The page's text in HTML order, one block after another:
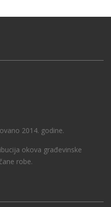
2014. godine.
okova građevinske
robe.